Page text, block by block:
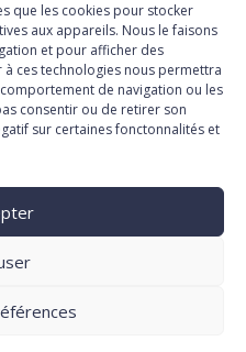
que les cookies pour stocker
aux appareils. Nous le faisons
et pour afficher des
ces technologies nous permettra
de navigation ou les
consentir ou de retirer son
sur certaines fonctonnalités et
?